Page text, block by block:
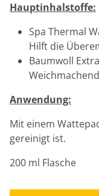
Hauptinhalstoffe:
Spa Thermal
Hilft die
Baumwoll
Weichmachend
Anwendung:
Mit einem
gereinigt ist.
200 ml Flasche